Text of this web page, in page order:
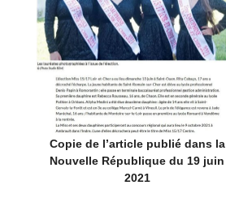
Copie de l’article publié dans la
Nouvelle République du 19 juin
2021